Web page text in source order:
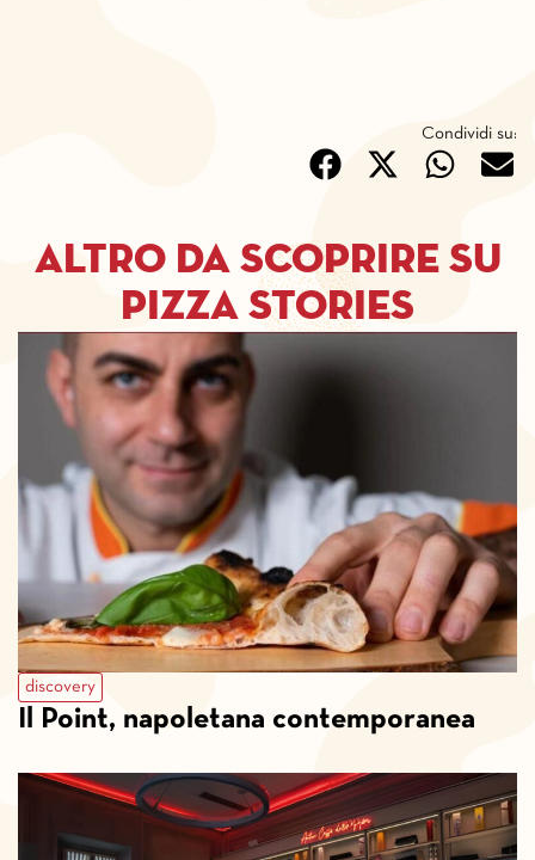
Condividi su:
Altro da scoprire su
pizza stories
discovery
Il Point, napoletana contemporanea